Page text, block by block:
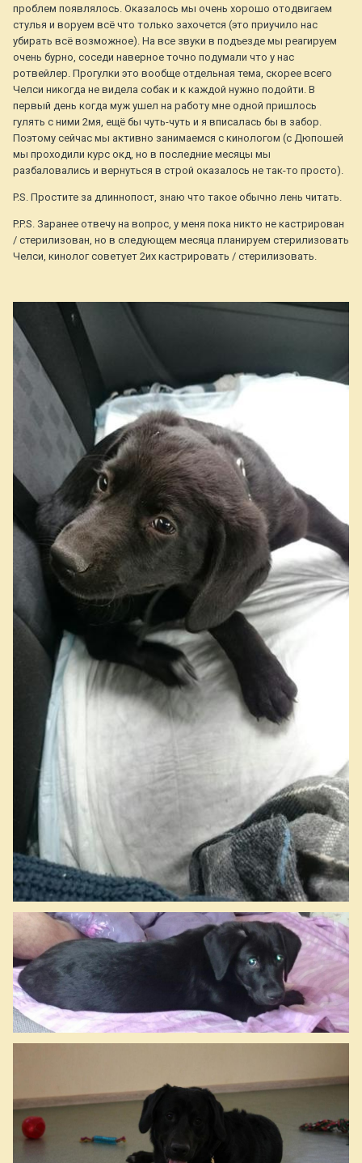
проблем появлялось. Оказалось мы очень хорошо отодвигаем
стулья и воруем всё что только захочется (это приучило нас
убирать всё возможное). На все звуки в подъезде мы реагируем
очень бурно, соседи наверное точно подумали что у нас
ротвейлер. Прогулки это вообще отдельная тема, скорее всего
Челси никогда не видела собак и к каждой нужно подойти. В
первый день когда муж ушел на работу мне одной пришлось
гулять с ними 2мя, ещё бы чуть-чуть и я вписалась бы в забор.
Поэтому сейчас мы активно занимаемся с кинологом (с Дюпошей
мы проходили курс окд, но в последние месяцы мы
разбаловались и вернуться в строй оказалось не так-то просто).
P.S. Простите за длиннопост, знаю что такое обычно лень читать.
P.P.S. Заранее отвечу на вопрос, у меня пока никто не кастрирован
/ стерилизован, но в следующем месяца планируем стерилизовать
Челси, кинолог советует 2их кастрировать / стерилизовать.